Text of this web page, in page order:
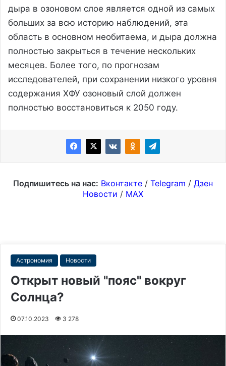
дыра в озоновом слое является одной из самых
больших за всю историю наблюдений, эта
область в основном необитаема, и дыра должна
полностью закрыться в течение нескольких
месяцев. Более того, по прогнозам
исследователей, при сохранении низкого уровня
содержания ХФУ озоновый слой должен
полностью восстановиться к 2050 году.
Подпишитесь на нас: Вконтакте / Telegram / Дзен
Новости / MAX